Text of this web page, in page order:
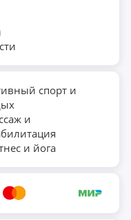
спорт и
и
и йога